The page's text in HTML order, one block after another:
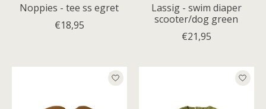
Noppies - tee ss egret
€18,95
Lassig - swim diaper
scooter/dog green
€21,95